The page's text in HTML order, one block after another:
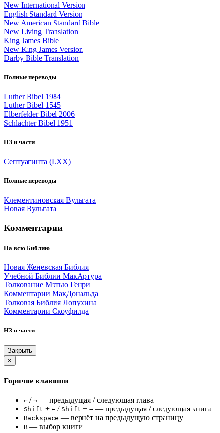
New International Version
English Standard Version
New American Standard Bible
New Living Translation
King James Bible
New King James Version
Darby Bible Translation
Полные переводы
Luther Bibel 1984
Luther Bibel 1545
Elberfelder Bibel 2006
Schlachter Bibel 1951
НЗ и части
Септуагинта (LXX)
Полные переводы
Клементиновская Вульгата
Новая Вульгата
Комментарии
На всю Библию
Новая Женевская Библия
Учебной Библии МакАртура
Толкование Мэтью Генри
Комментарии МакДональда
Толковая Библия Лопухина
Комментарии Скоуфилда
НЗ и части
Закрыть
×
Горячие клавиши
← / → — предыдущая / следующая глава
Shift + ← / Shift + → — предыдущая / следующая книга
Backspace — вернёт на предыдущую страницу
B — выбор книги